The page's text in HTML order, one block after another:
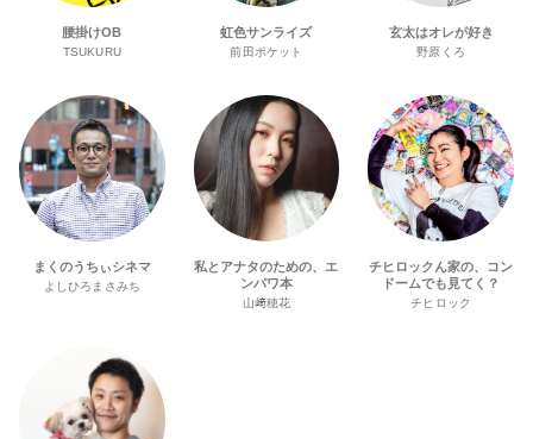
腰掛けOB
TSUKURU
虹色サンライズ
前田ポケット
玄太はオレが好き
野原くろ
まくのうちぃシネマ
よしひろまさみち
私とアナタのための、エ
ンパワ本
山﨑穂花
チヒロックん家の、コン
ドームでも見てく？
チヒロック